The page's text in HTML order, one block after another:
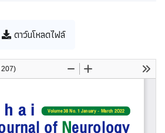
ดาว์นโหลดไฟล์